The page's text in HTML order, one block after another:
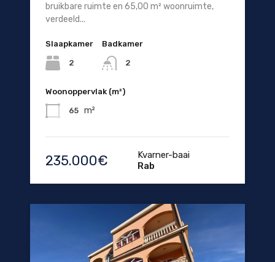
bruikbare ruimte en 65,00 m² woonruimte,
verdeeld...
Slaapkamer
2
Badkamer
2
Woonoppervlak (m²)
65 m²
235.000€
Kvarner-baai
Rab